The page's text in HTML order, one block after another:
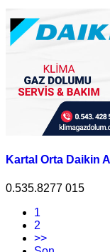
Kartal Orta Daikin
0.535.8277 015
1
2
>>